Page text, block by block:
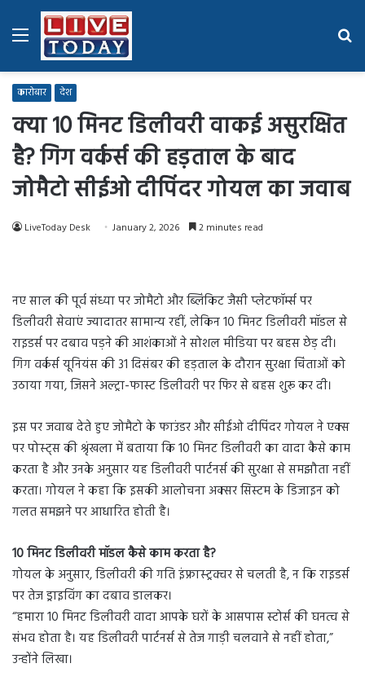
Menu
कारोबार देश
क्या 10 मिनट डिलीवरी वाकई असुरक्षित
है? गिग वर्कर्स की हड़ताल के बाद
जोमैटो सीईओ दीपिंदर गोयल का जवाब
LiveToday Desk January 2, 2026 2 minutes read
नए साल की पूर्व संध्या पर जोमैटो और ब्लिंकिट जैसी प्लेटफॉर्म्स पर
डिलीवरी सेवाएं ज्यादातर सामान्य रहीं, लेकिन 10 मिनट डिलीवरी मॉडल से
राइडर्स पर दबाव पड़ने की आशंकाओं ने सोशल मीडिया पर बहस छेड़ दी।
गिग वर्कर्स यूनियंस की 31 दिसंबर की हड़ताल के दौरान सुरक्षा चिंताओं को
उठाया गया, जिसने अल्ट्रा-फास्ट डिलीवरी पर फिर से बहस शुरू कर दी।
इस पर जवाब देते हुए जोमैटो के फाउंडर और सीईओ दीपिंदर गोयल ने एक्स
पर पोस्ट्स की श्रृंखला में बताया कि 10 मिनट डिलीवरी का वादा कैसे काम
करता है और उनके अनुसार यह डिलीवरी पार्टनर्स की सुरक्षा से समझौता नहीं
करता। गोयल ने कहा कि इसकी आलोचना अक्सर सिस्टम के डिजाइन को
गलत समझने पर आधारित होती है।
10 मिनट डिलीवरी मॉडल कैसे काम करता है?
गोयल के अनुसार, डिलीवरी की गति इंफ्रास्ट्रक्चर से चलती है, न कि राइडर्स
पर तेज ड्राइविंग का दबाव डालकर।
“हमारा 10 मिनट डिलीवरी वादा आपके घरों के आसपास स्टोर्स की घनत्व से
संभव होता है। यह डिलीवरी पार्टनर्स से तेज गाड़ी चलवाने से नहीं होता,”
उन्होंने लिखा।